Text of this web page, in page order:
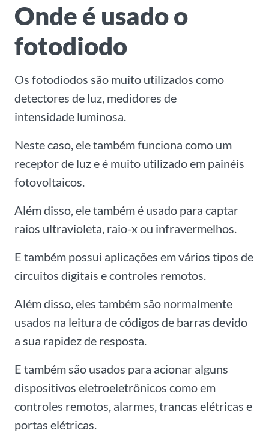
Onde é usado o
fotodiodo
Os fotodiodos são muito utilizados como
detectores de luz, medidores de
intensidade luminosa.
Neste caso, ele também funciona como um
receptor de luz e é muito utilizado em painéis
fotovoltaicos.
Além disso, ele também é usado para captar
raios ultravioleta, raio-x ou infravermelhos.
E também possui aplicações em vários tipos de
circuitos digitais e controles remotos.
Além disso, eles também são normalmente
usados na leitura de códigos de barras devido
a sua rapidez de resposta.
E também são usados para acionar alguns
dispositivos eletroeletrônicos como em
controles remotos, alarmes, trancas elétricas e
portas elétricas.